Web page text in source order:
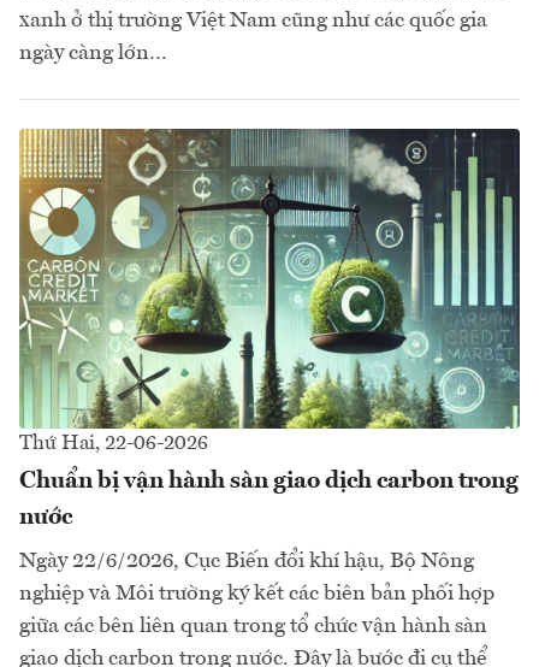
xanh ở thị trường Việt Nam cũng như các quốc gia
ngày càng lớn…
Thứ Hai, 22-06-2026
Chuẩn bị vận hành sàn giao dịch carbon trong
nước
Ngày 22/6/2026, Cục Biến đổi khí hậu, Bộ Nông
nghiệp và Môi trường ký kết các biên bản phối hợp
giữa các bên liên quan trong tổ chức vận hành sàn
giao dịch carbon trong nước. Đây là bước đi cụ thể